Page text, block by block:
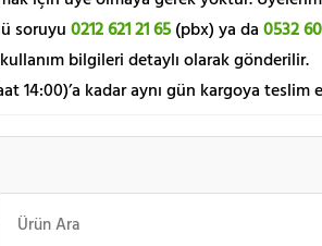
soruyu 0212 621 21 65 (pbx) ya da 0532
bilgileri detaylı olarak gönderilir.
14:00)’a kadar aynı gün kargoya